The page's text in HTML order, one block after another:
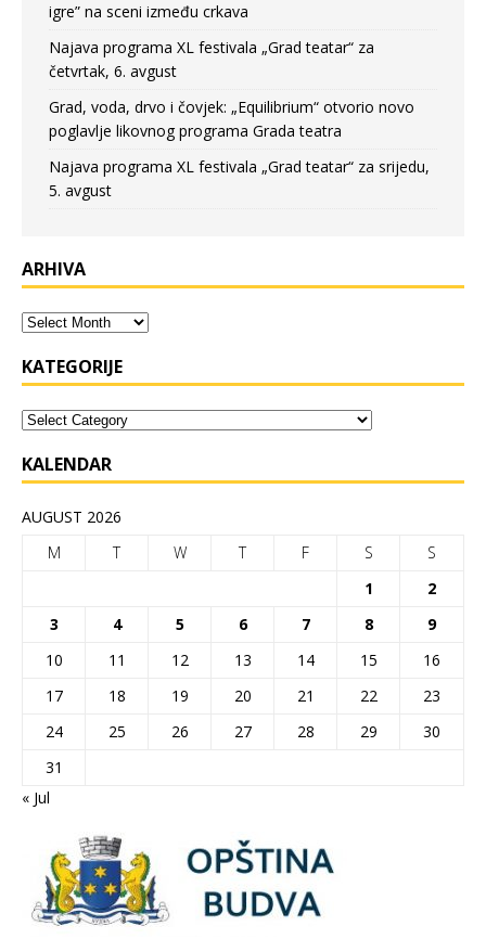
igre” na sceni između crkava
Najava programa XL festivala „Grad teatar“ za
četvrtak, 6. avgust
Grad, voda, drvo i čovjek: „Equilibrium“ otvorio novo
poglavlje likovnog programa Grada teatra
Najava programa XL festivala „Grad teatar“ za srijedu,
5. avgust
ARHIVA
KATEGORIJE
KALENDAR
AUGUST 2026
M
T W T F S
S
1
2
3
4 5 6 7 8
9
10
11 12 13 14 15
16
17
18 19 20 21 22
23
24
25 26 27 28 29
30
31
« Jul